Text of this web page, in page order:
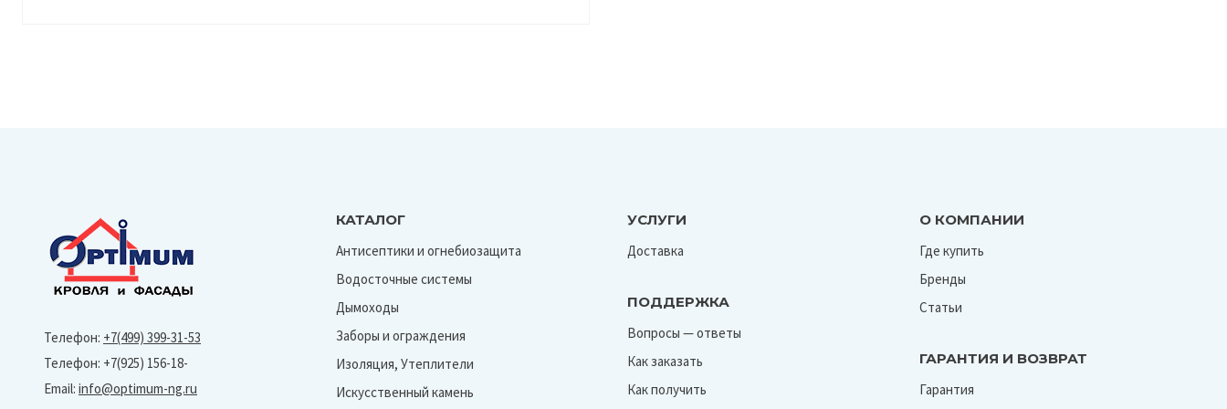
Телефон: +7(499) 399-31-53
Телефон: +7(925) 156-18-
Email: info@optimum-ng.ru
КАТАЛОГ
Антисептики и огнебиозащита
Водосточные системы
Дымоходы
Заборы и ограждения
Изоляция, Утеплители
Искусственный камень
УСЛУГИ
Доставка
ПОДДЕРЖКА
Вопросы — ответы
Как заказать
Как получить
О КОМПАНИИ
Где купить
Бренды
Статьи
ГАРАНТИЯ И ВОЗВРАТ
Гарантия